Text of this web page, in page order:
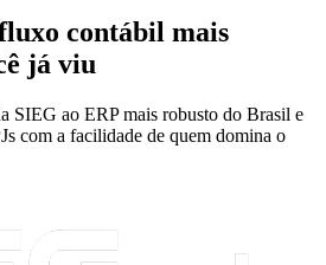
contábil mais
já viu
SIEG ao ERP mais robusto do Brasil e
com a facilidade de quem domina o